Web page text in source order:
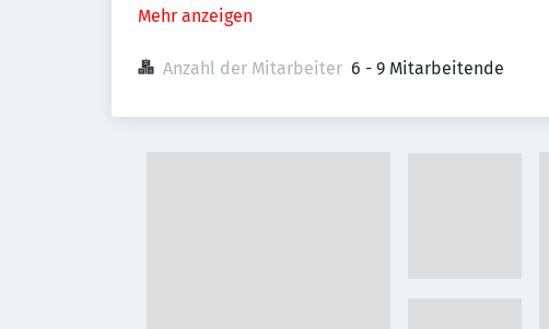
Mehr anzeigen
Anzahl der Mitarbeiter 6 - 9 Mitarbeitende